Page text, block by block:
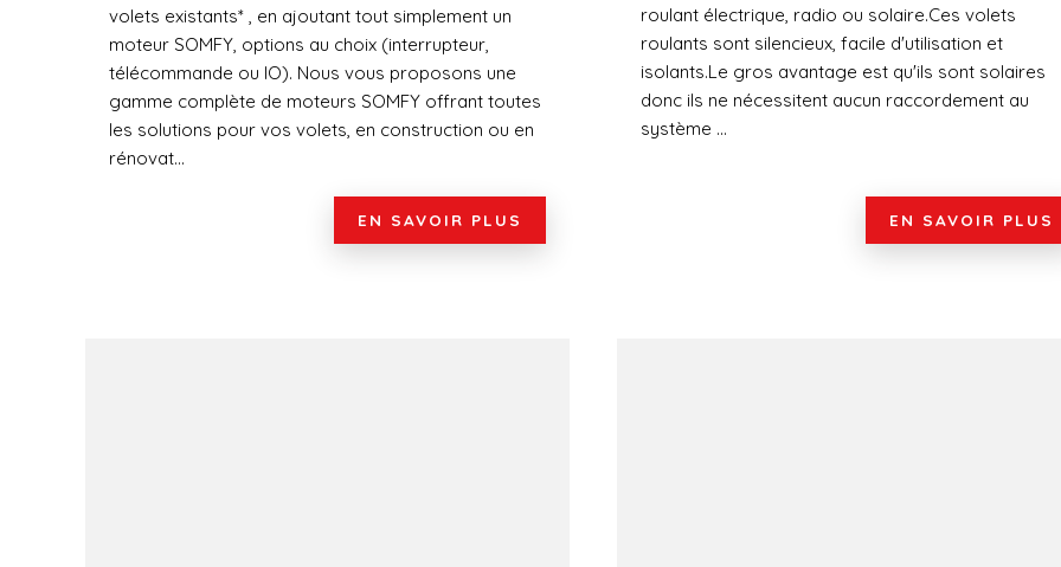
volets existants* , en ajoutant tout simplement un
moteur SOMFY, options au choix (interrupteur,
télécommande ou IO). Nous vous proposons une
gamme complète de moteurs SOMFY offrant toutes
les solutions pour vos volets, en construction ou en
rénovat...
EN SAVOIR PLUS
roulant électrique, radio ou solaire.Ces volets
roulants sont silencieux, facile d'utilisation et
isolants.Le gros avantage est qu'ils sont solaires
donc ils ne nécessitent aucun raccordement au
système ...
EN SAVOIR PLUS